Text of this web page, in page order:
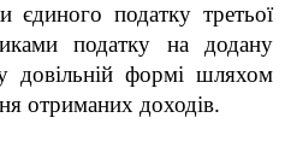
єдиного податку третьої
податку на додану
довільній формі шляхом
отриманих доходів.